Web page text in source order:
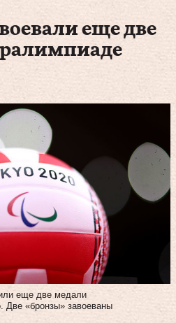
еще две
еще две медали
Две «бронзы» завоеваны